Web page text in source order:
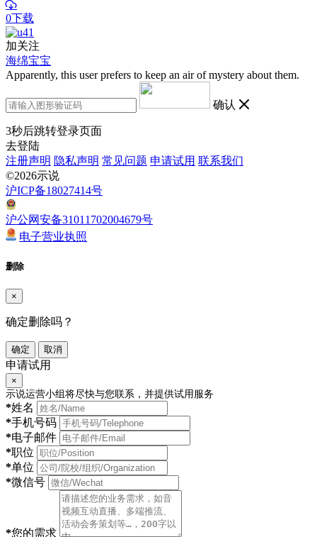
0下载
加关注
海绵宝宝
Apparently, this user prefers to keep an air of mystery about them.
确认
3秒后跳转登录页面
去登陆
注册声明 隐私声明 常见问题 申请试用 联系我们
©2026示说
沪ICP备18027414号
沪公网安备31011702004679号
电子营业执照
删除
×
确定删除吗？
确定 取消
申请试用
×
示说运营小组将尽快与您联系，并提供试用服务
*姓名
*手机号码
*电子邮件
*职位
*单位
*微信号
*您的需求